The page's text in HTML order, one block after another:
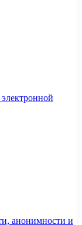
анонимности и